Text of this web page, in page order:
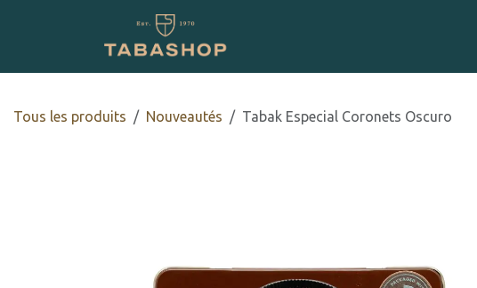
Tous les produits ​Nouveautés Tabak Especial Coronets Oscuro